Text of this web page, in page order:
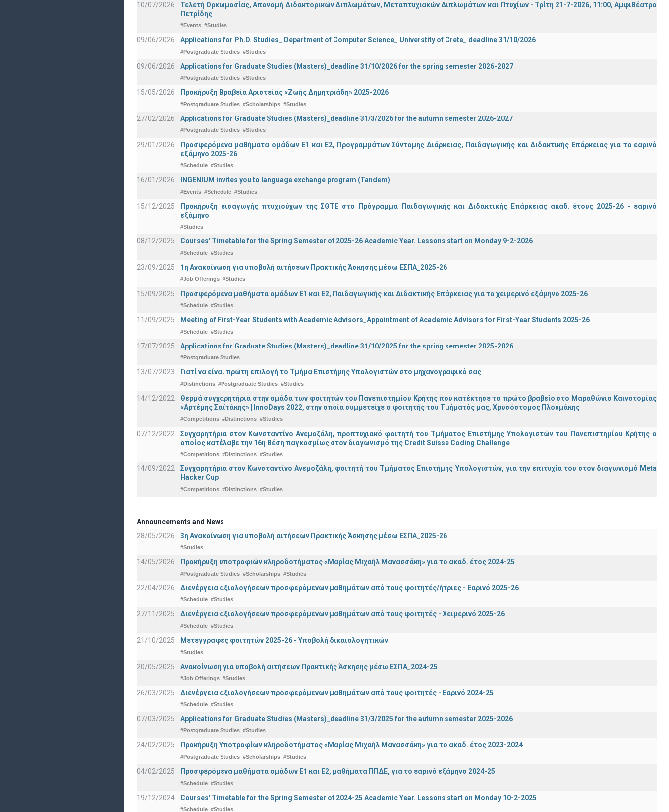
10/07/2026
Τελετή Ορκωμοσίας, Απονομή Διδακτορικών Διπλωμάτων, Μεταπτυχιακών Διπλωμάτων και Πτυχίων - Τρίτη 21-7-2026, 11:00, Αμφιθέατρο
Πετρίδης
#Events #Studies
09/06/2026 Applications for Ph.D. Studies_ Department of Computer Science_ Universtity of Crete_ deadline 31/10/2026
#Postgraduate Studies #Studies
09/06/2026 Applications for Graduate Studies (Masters)_deadline 31/10/2026 for the spring semester 2026-2027
#Postgraduate Studies #Studies
15/05/2026 Προκήρυξη Βραβεία Αριστείας «Ζωής Δημητριάδη» 2025-2026
#Postgraduate Studies #Scholarships #Studies
27/02/2026 Applications for Graduate Studies (Masters)_deadline 31/3/2026 for the autumn semester 2026-2027
#Postgraduate Studies #Studies
29/01/2026
Προσφερόμενα μαθήματα ομάδων Ε1 και Ε2, Προγραμμάτων Σύντομης Διάρκειας, Παιδαγωγικής και Διδακτικής Επάρκειας για το εαρινό
εξάμηνο 2025-26
#Schedule #Studies
16/01/2026 INGENIUM invites you to language exchange program (Tandem)
#Events #Schedule #Studies
15/12/2025
Προκήρυξη εισαγωγής πτυχιούχων της ΣΘΤΕ στο Πρόγραμμα Παιδαγωγικής και Διδακτικής Επάρκειας ακαδ. έτους 2025-26 - εαρινό
εξάμηνο
#Studies
08/12/2025 Courses' Timetable for the Spring Semester of 2025-26 Academic Year. Lessons start on Monday 9-2-2026
#Schedule #Studies
23/09/2025 1η Ανακοίνωση για υποβολή αιτήσεων Πρακτικής Άσκησης μέσω ΕΣΠΑ_2025-26
#Job Offerings #Studies
15/09/2025 Προσφερόμενα μαθήματα ομάδων Ε1 και Ε2, Παιδαγωγικής και Διδακτικής Επάρκειας για το χειμερινό εξάμηνο 2025-26
#Schedule #Studies
11/09/2025 Meeting of First-Year Students with Academic Advisors_Appointment of Academic Advisors for First-Year Students 2025-26
#Schedule #Studies
17/07/2025 Applications for Graduate Studies (Masters)_deadline 31/10/2025 for the spring semester 2025-2026
#Postgraduate Studies
13/07/2023 Γιατί να είναι πρώτη επιλογή το Τμήμα Επιστήμης Υπολογιστών στο μηχανογραφικό σας
#Distinctions #Postgraduate Studies #Studies
14/12/2022
Θερμά συγχαρητήρια στην ομάδα των φοιτητών του Πανεπιστημίου Κρήτης που κατέκτησε το πρώτο βραβείο στο Μαραθώνιο Καινοτομίας
«Αρτέμης Σαϊτάκης» | InnoDays 2022, στην οποία συμμετείχε ο φοιτητής του Τμήματός μας, Χρυσόστομος Πλουμάκης
#Competitions #Distinctions #Studies
07/12/2022
Συγχαρητήρια στον Κωνσταντίνο Ανεμοζάλη, προπτυχιακό φοιτητή του Τμήματος Επιστήμης Υπολογιστών του Πανεπιστημίου Κρήτης ο
οποίος κατέλαβε την 16η θέση παγκοσμίως στον διαγωνισμό της Credit Suisse Coding Challenge
#Competitions #Distinctions #Studies
14/09/2022
Συγχαρητήρια στον Κωνσταντίνο Ανεμοζάλη, φοιτητή του Τμήματος Επιστήμης Υπολογιστών, για την επιτυχία του στον διαγωνισμό Meta
Hacker Cup
#Competitions #Distinctions #Studies
Announcements and News
28/05/2026
3η Ανακοίνωση για υποβολή αιτήσεων Πρακτικής Άσκησης μέσω ΕΣΠΑ_2025-26
#Studies
14/05/2026 Προκήρυξη υποτροφιών κληροδοτήματος «Μαρίας Μιχαήλ Μανασσάκη» για το ακαδ. έτος 2024-25
#Postgraduate Studies #Scholarships #Studies
22/04/2026 Διενέργεια αξιολογήσεων προσφερόμενων μαθημάτων από τους φοιτητές/ήτριες - Εαρινό 2025-26
#Schedule #Studies
27/11/2025 Διενέργεια αξιολογήσεων προσφερόμενων μαθημάτων από τους φοιτητές - Χειμερινό 2025-26
#Schedule #Studies
21/10/2025 Μετεγγραφές φοιτητών 2025-26 - Υποβολή δικαιολογητικών
#Studies
20/05/2025 Ανακοίνωση για υποβολή αιτήσεων Πρακτικής Άσκησης μέσω ΕΣΠΑ_2024-25
#Job Offerings #Studies
26/03/2025 Διενέργεια αξιολογήσεων προσφερόμενων μαθημάτων από τους φοιτητές - Εαρινό 2024-25
#Schedule #Studies
07/03/2025 Applications for Graduate Studies (Masters)_deadline 31/3/2025 for the autumn semester 2025-2026
#Postgraduate Studies #Studies
24/02/2025 Προκήρυξη Υποτροφίων κληροδοτήματος «Μαρίας Μιχαήλ Μανασσάκη» για το ακαδ. έτος 2023-2024
#Postgraduate Studies #Scholarships #Studies
04/02/2025 Προσφερόμενα μαθήματα ομάδων Ε1 και Ε2, μαθήματα ΠΠΔΕ, για το εαρινό εξάμηνο 2024-25
#Schedule #Studies
19/12/2024 Courses' Timetable for the Spring Semester of 2024-25 Academic Year. Lessons start on Monday 10-2-2025
#Schedule #Studies